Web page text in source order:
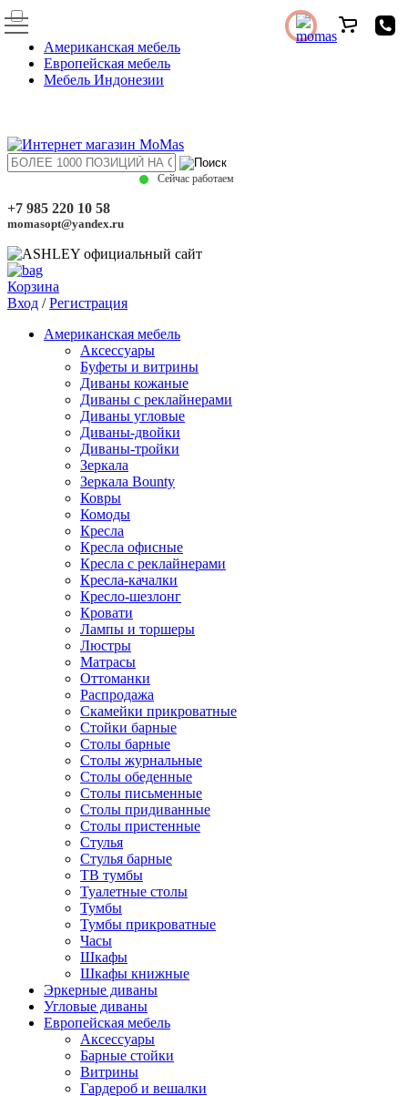
Американская мебель
Европейская мебель
Мебель Индонезии
Сейчас работаем
+7 985 220 10 58
momasopt@yandex.ru
Корзина
Вход /Регистрация
Американская мебель
Аксессуары
Буфеты и витрины
Диваны кожаные
Диваны с реклайнерами
Диваны угловые
Диваны-двойки
Диваны-тройки
Зеркала
Зеркала Bounty
Ковры
Комоды
Кресла
Кресла офисные
Кресла с реклайнерами
Кресла-качалки
Кресло-шезлонг
Кровати
Лампы и торшеры
Люстры
Матрасы
Оттоманки
Распродажа
Скамейки прикроватные
Стойки барные
Столы барные
Столы журнальные
Столы обеденные
Столы письменные
Столы придиванные
Столы пристенные
Стулья
Стулья барные
ТВ тумбы
Туалетные столы
Тумбы
Тумбы прикроватные
Часы
Шкафы
Шкафы книжные
Эркерные диваны
Угловые диваны
Европейская мебель
Аксессуары
Барные стойки
Витрины
Гардероб и вешалки